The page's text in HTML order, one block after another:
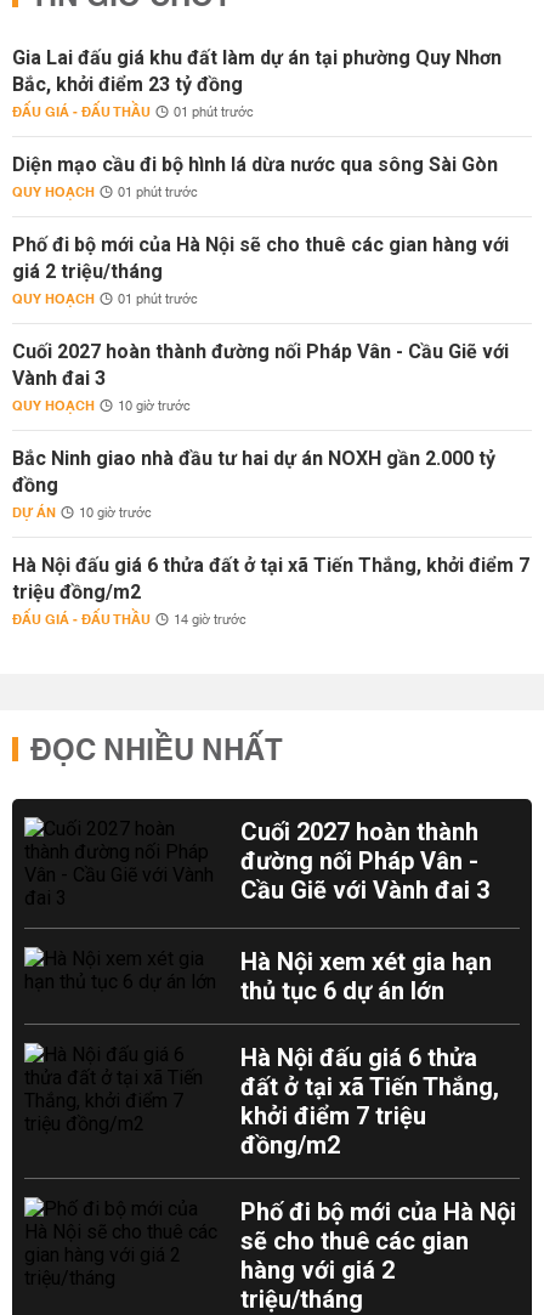
Gia Lai đấu giá khu đất làm dự án tại phường Quy Nhơn
Bắc, khởi điểm 23 tỷ đồng
ĐẤU GIÁ - ĐẤU THẦU 01 phút trước
Diện mạo cầu đi bộ hình lá dừa nước qua sông Sài Gòn
QUY HOẠCH 01 phút trước
Phố đi bộ mới của Hà Nội sẽ cho thuê các gian hàng với
giá 2 triệu/tháng
QUY HOẠCH 01 phút trước
Cuối 2027 hoàn thành đường nối Pháp Vân - Cầu Giẽ với
Vành đai 3
QUY HOẠCH 10 giờ trước
Bắc Ninh giao nhà đầu tư hai dự án NOXH gần 2.000 tỷ
đồng
DỰ ÁN 10 giờ trước
Hà Nội đấu giá 6 thửa đất ở tại xã Tiến Thắng, khởi điểm 7
triệu đồng/m2
ĐẤU GIÁ - ĐẤU THẦU 14 giờ trước
ĐỌC NHIỀU NHẤT
Cuối 2027 hoàn thành
đường nối Pháp Vân -
Cầu Giẽ với Vành đai 3
Hà Nội xem xét gia hạn
thủ tục 6 dự án lớn
Hà Nội đấu giá 6 thửa
đất ở tại xã Tiến Thắng,
khởi điểm 7 triệu
đồng/m2
Phố đi bộ mới của Hà Nội
sẽ cho thuê các gian
hàng với giá 2
triệu/tháng